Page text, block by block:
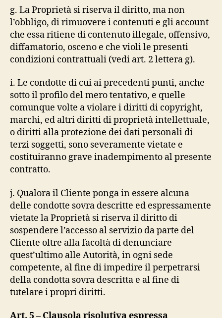
g. La Proprietà si riserva il diritto, ma non
l’obbligo, di rimuovere i contenuti e gli account
che essa ritiene di contenuto illegale, offensivo,
diffamatorio, osceno e che violi le presenti
condizioni contrattuali (vedi art. 2 lettera g).
i. Le condotte di cui ai precedenti punti, anche
sotto il profilo del mero tentativo, e quelle
comunque volte a violare i diritti di copyright,
marchi, ed altri diritti di proprietà intellettuale,
o diritti alla protezione dei dati personali di
terzi soggetti, sono severamente vietate e
costituiranno grave inadempimento al presente
contratto.
j. Qualora il Cliente ponga in essere alcuna
delle condotte sovra descritte ed espressamente
vietate la Proprietà si riserva il diritto di
sospendere l’accesso al servizio da parte del
Cliente oltre alla facoltà di denunciare
quest’ultimo alle Autorità, in ogni sede
competente, al fine di impedire il perpetrarsi
della condotta sovra descritta e al fine di
tutelare i propri diritti.